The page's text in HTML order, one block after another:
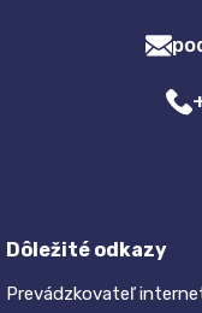
Dôležité odkazy
Prevádzkovateľ